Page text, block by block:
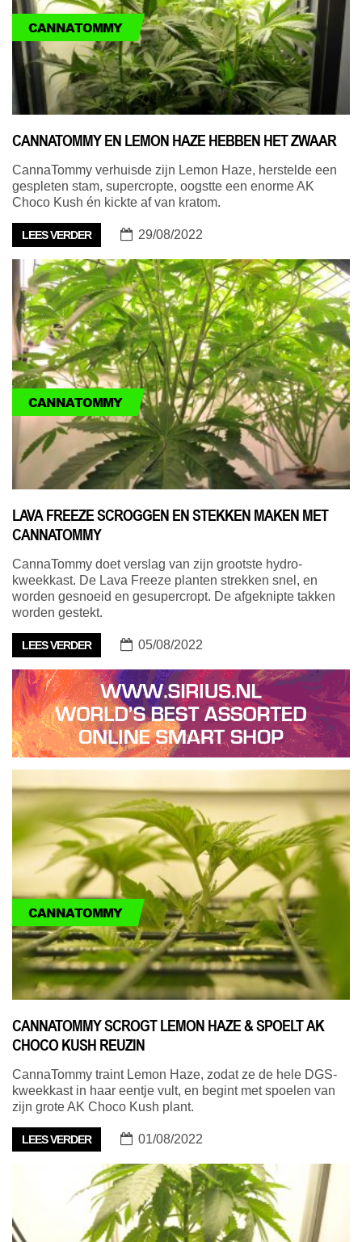
CANNATOMMY
CANNATOMMY EN LEMON HAZE HEBBEN HET ZWAAR
CannaTommy verhuisde zijn Lemon Haze, herstelde een
gespleten stam, supercropte, oogstte een enorme AK
Choco Kush én kickte af van kratom.
LEES VERDER 29/08/2022
CANNATOMMY
LAVA FREEZE SCROGGEN EN STEKKEN MAKEN MET
CANNATOMMY
CannaTommy doet verslag van zijn grootste hydro-
kweekkast. De Lava Freeze planten strekken snel, en
worden gesnoeid en gesupercropt. De afgeknipte takken
worden gestekt.
LEES VERDER 05/08/2022
CANNATOMMY
CANNATOMMY SCROGT LEMON HAZE & SPOELT AK
CHOCO KUSH REUZIN
CannaTommy traint Lemon Haze, zodat ze de hele DGS-
kweekkast in haar eentje vult, en begint met spoelen van
zijn grote AK Choco Kush plant.
LEES VERDER 01/08/2022